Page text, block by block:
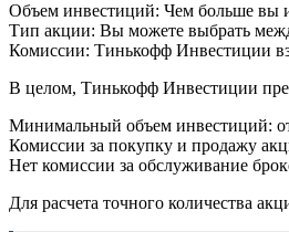
Объем инвестиций: Чем больше вы
Тип акции: Вы можете выбрать
Комиссии: Тинькофф Инвестиции
В целом, Тинькофф Инвестиции
Минимальный объем инвестиций:
Комиссии за покупку и продажу
Нет комиссии за обслуживание
Для расчета точного количества